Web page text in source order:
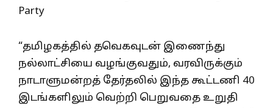
“தமிழகத்தில் தவெகவுடன் இணைந்து
நல்லாட்சியை வழங்குவதும், வரவிருக்கும்
நாடாளுமன்றத் தேர்தலில் இந்த கூட்டணி 40
இடங்களிலும் வெற்றி பெறுவதை உறுதி